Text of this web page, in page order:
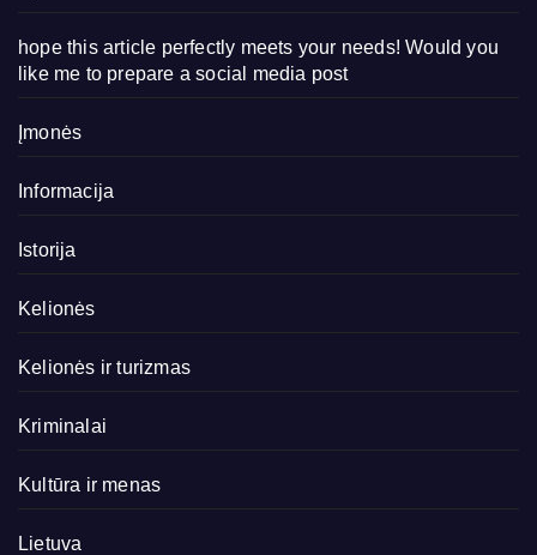
hope this article perfectly meets your needs! Would you
like me to prepare a social media post
Įmonės
Informacija
Istorija
Kelionės
Kelionės ir turizmas
Kriminalai
Kultūra ir menas
Lietuva